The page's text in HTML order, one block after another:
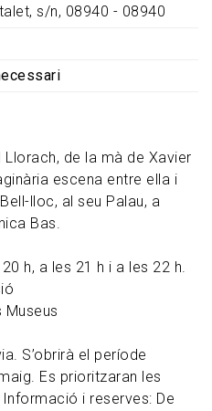
de la mà de Xavier
escena entre ella i
lloc, al seu Palau, a
Bas.
h, a les 21 h i a les 22 h.
S’obrirà el període
Es prioritzaran les
i reserves: De
s/n, 08940 - 08940